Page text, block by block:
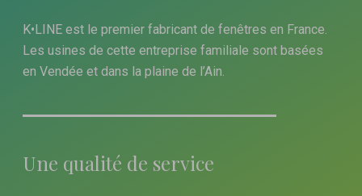
K•LINE est le premier fabricant de fenêtres en France.
Les usines de cette entreprise familiale sont basées
en Vendée et dans la plaine de l’Ain.
Une qualité de service